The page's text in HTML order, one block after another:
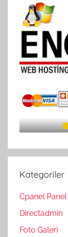
Kategoriler
Cpanel Panel
Directadmin
Foto Galeri